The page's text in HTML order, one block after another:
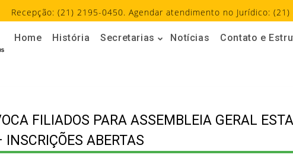
Recepção: (21) 2195-0450. Agendar atendimento no Jurídico:
Home História Secretarias Notícias Contato e
FILIADOS PARA ASSEMBLEIA GERAL
INSCRIÇÕES ABERTAS